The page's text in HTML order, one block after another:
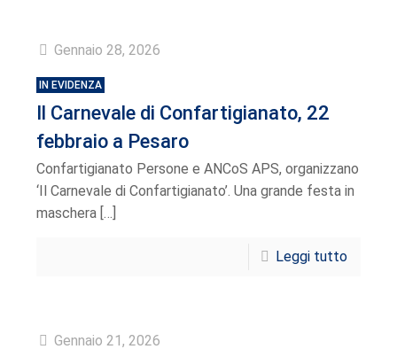
Gennaio 28, 2026
IN EVIDENZA
Il Carnevale di Confartigianato, 22
febbraio a Pesaro
Confartigianato Persone e ANCoS APS, organizzano
‘Il Carnevale di Confartigianato’. Una grande festa in
maschera[…]
Leggi tutto
Gennaio 21, 2026